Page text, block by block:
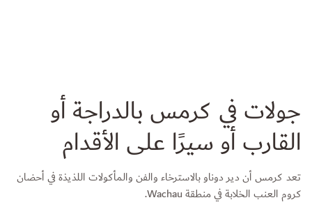
جولات في كرمس بالدراجة أو
القارب أو سيرًا على الأقدام
تعد كرمس أن دير دوناو بالاسترخاء والفن والمأكولات اللذيذة في أحضان
كروم العنب الخلابة في منطقة Wachau.